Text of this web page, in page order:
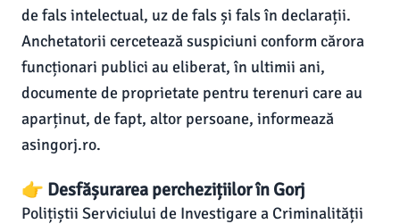
de fals intelectual, uz de fals și fals în declarații.
Anchetatorii cercetează suspiciuni conform cărora
funcționari publici au eliberat, în ultimii ani,
documente de proprietate pentru terenuri care au
aparținut, de fapt, altor persoane, informează
asingorj.ro.
👉 Desfășurarea perchezițiilor în Gorj
Polițiștii Serviciului de Investigare a Criminalității